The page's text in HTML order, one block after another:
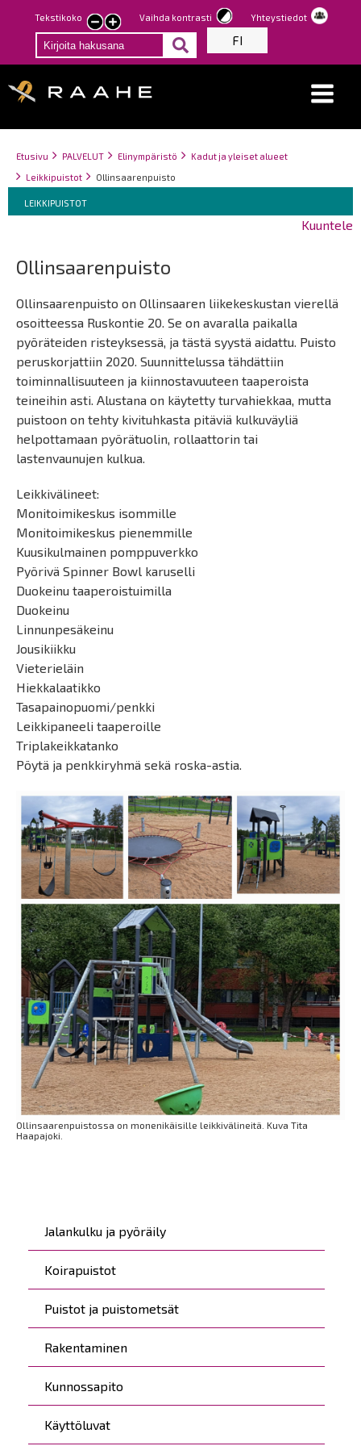
Hyppää
pääsisältöön
Tekstikoko
Pienennä
tekstin
kokoa
Suurenna
tekstin
kokoa
Vaihda kontrasti Yhteystiedot
FI
Breadcrumbs
You
are
Etusivu PALVELUT Elinympäristö
Kadut ja yleiset alueet
Leikkipuistot
Ollinsaarenpuisto
Breadcrumbs
You
are
LEIKKIPUISTOT
Kuuntele
Päävalikko
Jalankulku ja pyöräily
Koirapuistot
Puistot ja puistometsät
Rakentaminen
Kunnossapito
Käyttöluvat
Ollinsaarenpuisto
Ollinsaarenpuisto on Ollinsaaren liikekeskustan vierellä
osoitteessa Ruskontie 20. Se on avaralla paikalla
pyöräteiden risteyksessä, ja tästä syystä aidattu. Puisto
peruskorjattiin 2020. Suunnittelussa tähdättiin
toiminnallisuuteen ja kiinnostavuuteen taaperoista
teineihin asti. Alustana on käytetty turvahiekkaa, mutta
puistoon on tehty kivituhkasta pitäviä kulkuväyliä
helpottamaan pyörätuolin, rollaattorin tai
lastenvaunujen kulkua.
Leikkivälineet:
Monitoimikeskus isommille
Monitoimikeskus pienemmille
Kuusikulmainen pomppuverkko
Pyörivä Spinner Bowl karuselli
Duokeinu taaperoistuimilla
Duokeinu
Linnunpesäkeinu
Jousikiikku
Vieterieläin
Hiekkalaatikko
Tasapainopuomi/penkki
Leikkipaneeli taaperoille
Triplakeikkatanko
Pöytä ja penkkiryhmä sekä roska-astia.
Ollinsaarenpuistossa on monenikäisille leikkivälineitä. Kuva Tita
Haapajoki.